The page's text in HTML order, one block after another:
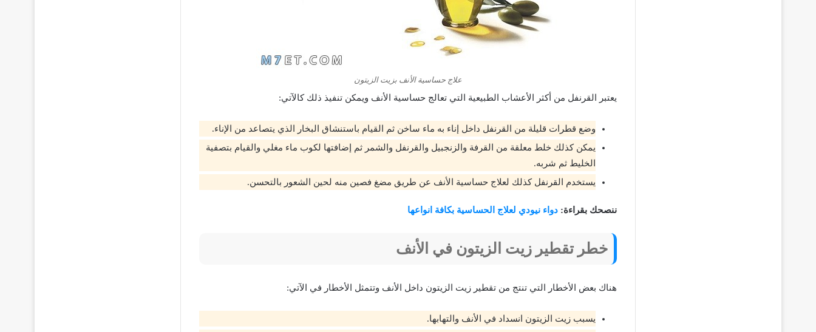
علاج حساسية الأنف بزيت الزيتون
يعتبر القرنفل من أكثر الأعشاب الطبيعية التي تعالج حساسية الأنف ويمكن تنفيذ ذلك كالآتي:
وضع قطرات قليلة من القرنفل داخل إناء به ماء ساخن ثم القيام باستنشاق البخار الذي يتصاعد من الإناء.
يمكن كذلك خلط معلقة من القرفة والزنجبيل والقرنفل والشمر ثم إضافتها لكوب ماء مغلي والقيام بتصفية
الخليط ثم شربه.
يستخدم القرنفل كذلك لعلاج حساسية الأنف عن طريق مضغ فصين منه لحين الشعور بالتحسن.
ننصحك بقراءة: دواء نيودي لعلاج الحساسية بكافة انواعها
خطر تقطير زيت الزيتون في الأنف
هناك بعض الأخطار التي تنتج من تقطير زيت الزيتون داخل الأنف وتتمثل الأخطار في الآتي:
يسبب زيت الزيتون انسداد في الأنف والتهابها.